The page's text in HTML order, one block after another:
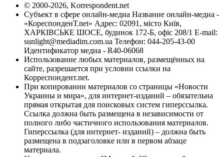
© 2000-2026, Korrespondent.net
Субъект в сфере онлайн-медиа Название онлайн-медиа -
«КореспонденТ.net» Адрес: 02091, місто Київ,
ХАРКІВСЬКЕ ШОСЕ, будинок 172-Б, офіс 208/1 E-mail:
sunlight@mediadim.com.ua Телефон: 044-205-43-00
Идентификатор медиа - R40-06068
Использование любых материалов, размещённых на
сайте, разрешается при условии ссылки на
Корреспондент.net.
При копировании материалов со страницы «Новости
Украины и мира», для интернет-изданий – обязательна
прямая открытая для поисковых систем гиперссылка.
Ссылка должна быть размещена в независимости от
полного либо частичного использования материалов.
Гиперссылка (для интернет- изданий) – должна быть
размещена в подзаголовке или в первом абзаце
материала.